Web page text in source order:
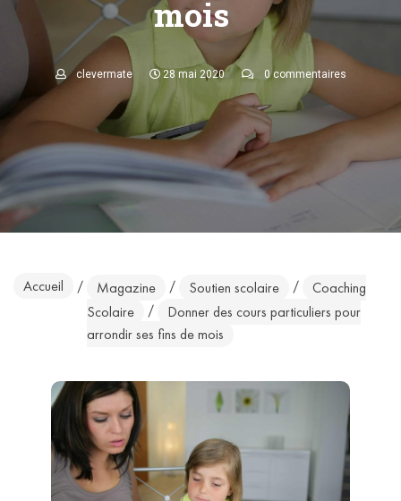
mois
clevermate 28 mai 2020 0 commentaires
Accueil / Magazine / Soutien scolaire /
Coaching
Scolaire
/
Donner des cours particuliers pour
arrondir ses fins de mois